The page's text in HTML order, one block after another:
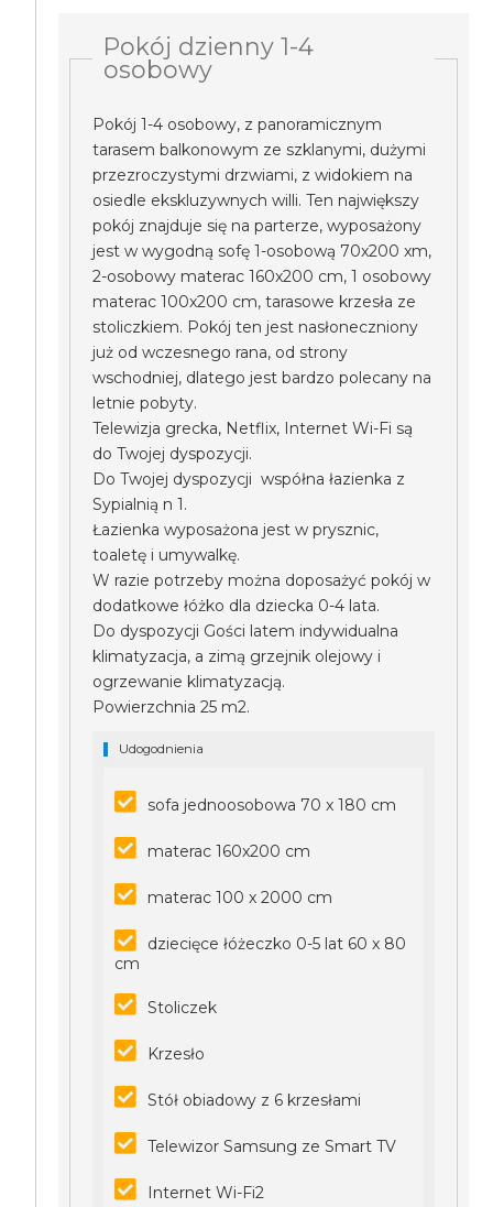
Pokój dzienny 1-4
osobowy
Pokój 1-4 osobowy, z panoramicznym
tarasem balkonowym ze szklanymi, dużymi
przezroczystymi drzwiami, z widokiem na
osiedle ekskluzywnych willi. Ten największy
pokój znajduje się na parterze, wyposażony
jest w wygodną sofę 1-osobową 70x200 xm,
2-osobowy materac 160x200 cm, 1 osobowy
materac 100x200 cm, tarasowe krzesła ze
stoliczkiem. Pokój ten jest nasłoneczniony
już od wczesnego rana, od strony
wschodniej, dlatego jest bardzo polecany na
letnie pobyty.
Telewizja grecka, Netflix, Internet Wi-Fi są
do Twojej dyspozycji.
Do Twojej dyspozycji współna łazienka z
Sypialnią n 1.
Łazienka wyposażona jest w prysznic,
toaletę i umywalkę.
W razie potrzeby można doposażyć pokój w
dodatkowe łóżko dla dziecka 0-4 lata.
Do dyspozycji Gości latem indywidualna
klimatyzacja, a zimą grzejnik olejowy i
ogrzewanie klimatyzacją.
Powierzchnia 25 m2.
Udogodnienia
sofa jednoosobowa 70 x 180 cm
materac 160x200 cm
materac 100 x 2000 cm
dziecięce łóżeczko 0-5 lat 60 x 80
cm
Stoliczek
Krzesło
Stół obiadowy z 6 krzesłami
Telewizor Samsung ze Smart TV
Internet Wi-Fi2